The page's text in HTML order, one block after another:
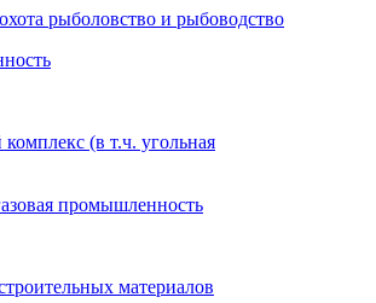
рыболовство и рыбоводство
(в т.ч. угольная
промышленность
материалов